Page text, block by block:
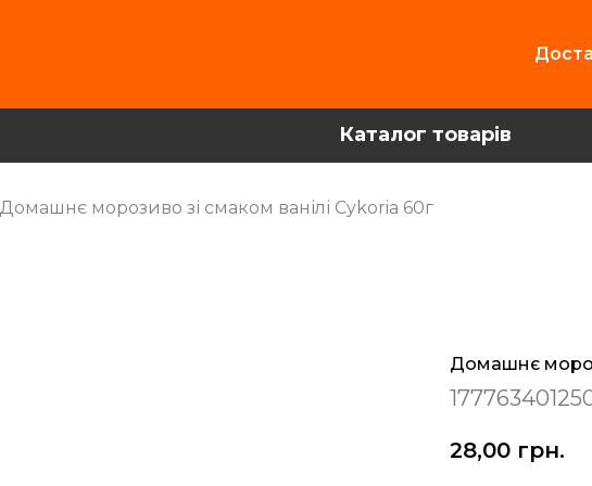
Каталог товарів
Домашнє морозиво зі смаком ванілі Cykoria 60г
Домашнє
28,00 грн.